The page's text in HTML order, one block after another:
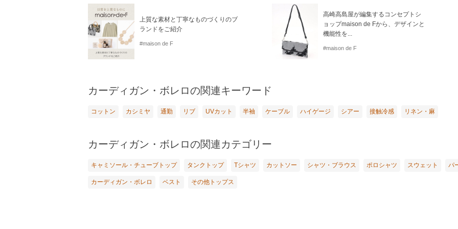
上質な素材と丁寧なものづくりのブ
ランドをご紹介
#maison de F
高崎高島屋が編集するコンセプトシ
ョップmaison de Fから、デザインと
機能性を...
#maison de F
カーディガン・ボレロの関連キーワード
コットン カシミヤ 通勤 リブ UVカット 半袖 ケーブル ハイゲージ シアー 接触冷感 リネン・麻
カーディガン・ボレロの関連カテゴリー
キャミソール・チューブトップ タンクトップ Tシャツ カットソー シャツ・ブラウス ポロシャツ スウェット パ
カーディガン・ボレロ ベスト その他トップス